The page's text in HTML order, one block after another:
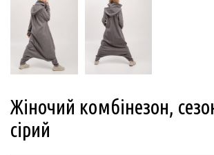
Жіночий комбінезон,
сірий